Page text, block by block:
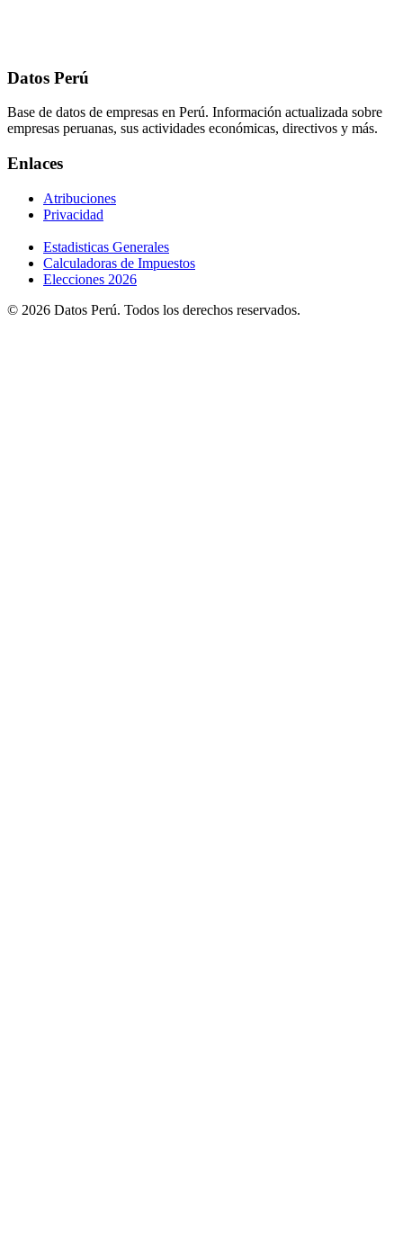
Datos Perú
Base de datos de empresas en Perú. Información actualizada sobre
empresas peruanas, sus actividades económicas, directivos y más.
Enlaces
Atribuciones
Privacidad
Estadisticas Generales
Calculadoras de Impuestos
Elecciones 2026
© 2026 Datos Perú. Todos los derechos reservados.